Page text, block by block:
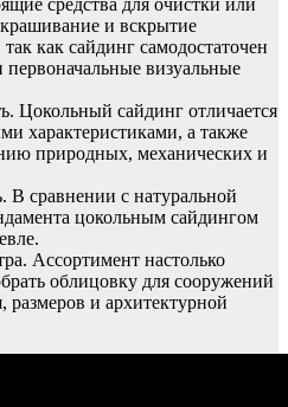
и вскрытие
как сайдинг самодостаточен
первоначальные визуальные
Цокольный сайдинг отличается
характеристиками, а также
природных, механических и
В сравнении с натуральной
цокольным сайдингом
Ассортимент настолько
облицовку для сооружений
размеров и архитектурной